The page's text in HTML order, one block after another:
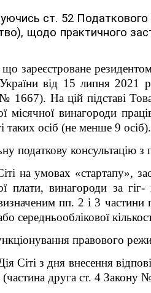
ст. 52 Податкового
, щодо практичного
зареєстроване
України від 15 липня
№ 1667). На цій підставі
винагороди
таких осіб (не менше 9 осіб).
податкову консультацію з
на умовах «стартапу»,
плати, винагороди за гіг-
пп. 2 і 3
правового
Сіті з дня внесення
друга ст. 4 Закону